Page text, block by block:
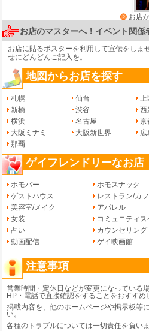
お店
お店のマスターへ！イベント関係
お店に貼るポスターを利用して宣伝をしま
せにどんどんご記入を。
地図からお店を探す
札幌 仙台 上
新橋
渋谷 西
横浜
名古屋 京
大阪ミナミ
大阪新世界 広
那覇
ゲイフレンドリーなお店
ホモバー ホモスナック
ゲストハウス
レストラン/カ
美容室/メイク
アパレル
女装
コミュニティス
占い
カウンセリング
動画配信
ゲイ映画館
注意事項
営業時間・定休日などが変更になっている
HP・電話で直接確認をすることをおすすめ
掲載内容を、他のホームページや掲示板等
い。
各種のトラブルについては一切責任を負いま